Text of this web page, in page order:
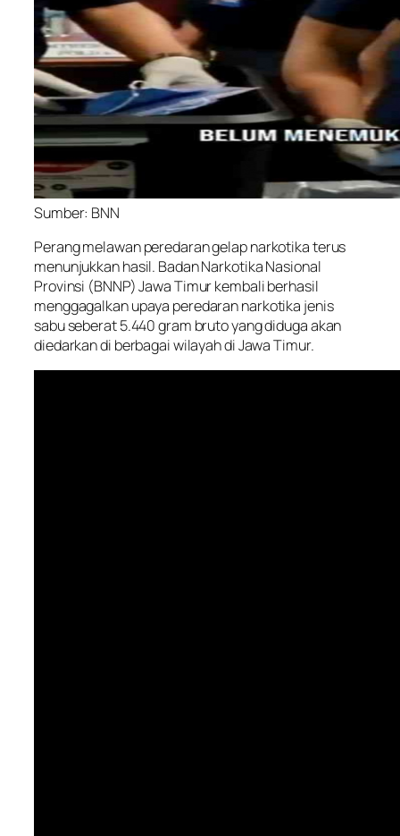
Sumber: BNN
Perang melawan peredaran gelap narkotika terus
menunjukkan hasil. Badan Narkotika Nasional
Provinsi (BNNP) Jawa Timur kembali berhasil
menggagalkan upaya peredaran narkotika jenis
sabu seberat 5.440 gram bruto yang diduga akan
diedarkan di berbagai wilayah di Jawa Timur.